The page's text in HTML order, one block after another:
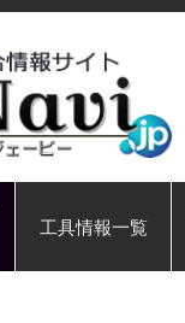
工具情報一覧